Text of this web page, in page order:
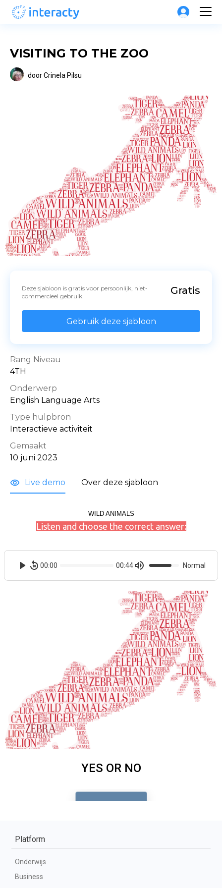
VISITING TO THE ZOO
doorCrinela Pilsu
Deze sjabloon is gratis voor persoonlijk, niet-
commercieel gebruik.
Gratis
Gebruik deze sjabloon
Rang Niveau
4TH
Onderwerp
English Language Arts
Type hulpbron
Interactieve activiteit
Gemaakt
10 juni 2023
Live demo Over deze sjabloon
Platform
Onderwijs
Business